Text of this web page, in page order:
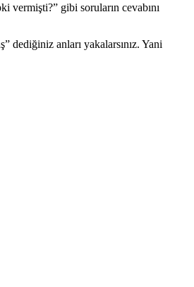
vermişti?” gibi soruların cevabını
dediğiniz anları yakalarsınız. Yani